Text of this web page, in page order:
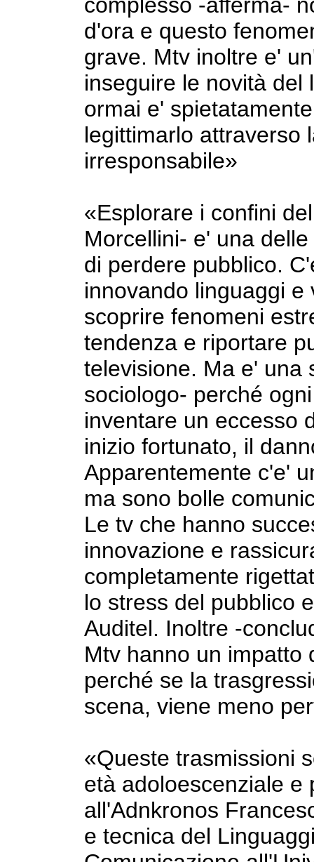
complesso -afferma-
d'ora e questo
grave. Mtv inoltre e'
inseguire le novità del
ormai e'
legittimarlo attraverso
irresponsabile»
«Esplorare i confini
Morcellini- e' una
di perdere pubblico.
innovando linguaggi
scoprire fenomeni
tendenza e riportare
televisione. Ma e' una
sociologo- perché
inventare un eccesso
inizio fortunato, il
Apparentemente c'e'
ma sono bolle
Le tv che hanno
innovazione e
completamente
lo stress del pubblico
Auditel. Inoltre -
Mtv hanno un impatto
perché se la
scena, viene meno
«Queste trasmissioni
età adoloescenziale e
all'Adnkronos
e tecnica del